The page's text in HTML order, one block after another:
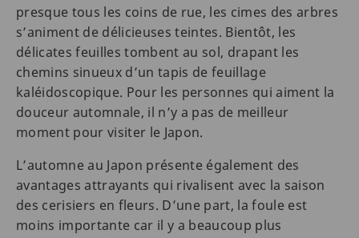
presque tous les coins de rue, les cimes des arbres
s’animent de délicieuses teintes. Bientôt, les
délicates feuilles tombent au sol, drapant les
chemins sinueux d’un tapis de feuillage
kaléidoscopique. Pour les personnes qui aiment la
douceur automnale, il n’y a pas de meilleur
moment pour visiter le Japon.
L’automne au Japon présente également des
avantages attrayants qui rivalisent avec la saison
des cerisiers en fleurs. D’une part, la foule est
moins importante car il y a beaucoup plus